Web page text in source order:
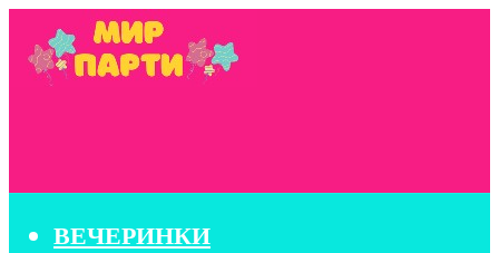
ВЕЧЕРИНКИ